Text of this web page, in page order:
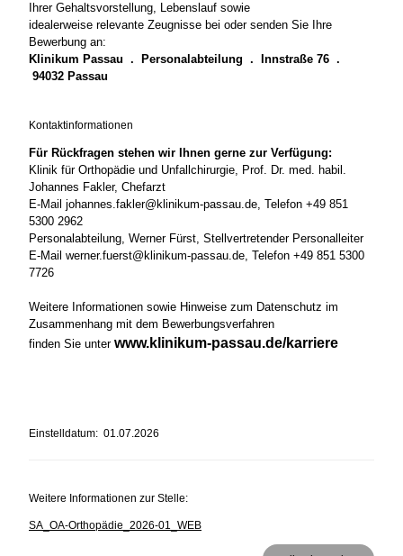
Ihrer Gehaltsvorstellung, Lebenslauf sowie
idealerweise relevante Zeugnisse bei oder senden Sie Ihre
Bewerbung an:
Klinikum Passau . Personalabteilung . Innstraße 76 .
94032 Passau
Kontaktinformationen
Für Rückfragen stehen wir Ihnen gerne zur Verfügung:
Klinik für Orthopädie und Unfallchirurgie, Prof. Dr. med. habil.
Johannes Fakler, Chefarzt
E-Mail johannes.fakler@klinikum-passau.de, Telefon +49 851
5300 2962
Personalabteilung, Werner Fürst, Stellvertretender Personalleiter
E-Mail werner.fuerst@klinikum-passau.de, Telefon +49 851 5300
7726
Weitere Informationen sowie Hinweise zum Datenschutz im
Zusammenhang mit dem Bewerbungsverfahren
finden Sie unter www.klinikum-passau.de/karriere
Einstelldatum: 01.07.2026
Weitere Informationen zur Stelle:
SA_OA-Orthopädie_2026-01_WEB